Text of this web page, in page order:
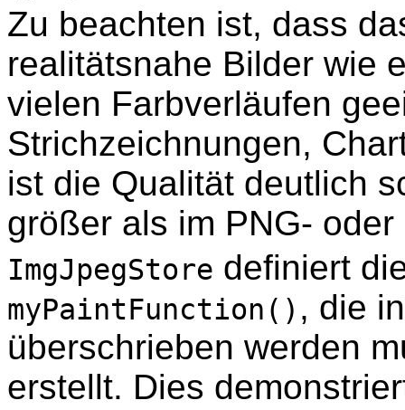
Zu beachten ist, dass
realitätsnahe Bilder wie
vielen Farbverläufen
Strichzeichnungen,
ist die Qualität deutlich
größer als im PNG-
ImgJpegStore definiert
myPaintFunction() , die
überschrieben werden
erstellt. Dies